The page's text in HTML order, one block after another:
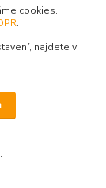
cookies.
.
najdete v
.